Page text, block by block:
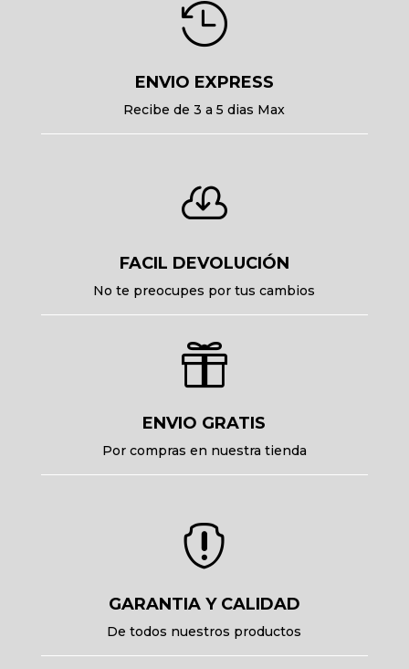

ENVIO EXPRESS
Recibe de 3 a 5 dias Max

FACIL DEVOLUCIÓN
No te preocupes por tus cambios

ENVIO GRATIS
Por compras en nuestra tienda

GARANTIA Y CALIDAD
De todos nuestros productos